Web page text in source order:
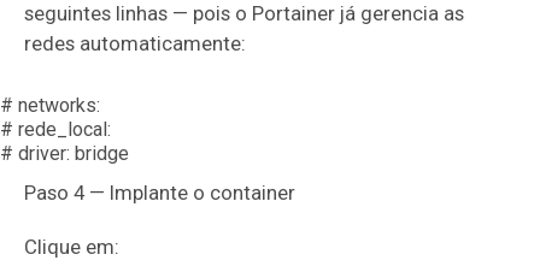
seguintes linhas — pois o Portainer já gerencia as
redes automaticamente:
# networks:
# rede_local:
# driver: bridge
Paso 4 — Implante o container
Clique em: